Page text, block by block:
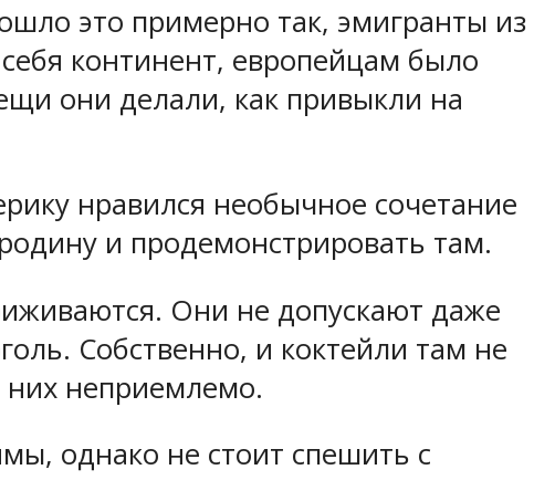
это примерно так, эмигранты из
континент, европейцам было
они делали, как привыкли на
нравился необычное сочетание
и продемонстрировать там.
Они не допускают даже
Собственно, и коктейли там не
них неприемлемо.
однако не стоит спешить с